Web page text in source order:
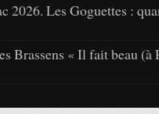
2026. Les Goguettes :
Brassens « Il fait beau (à